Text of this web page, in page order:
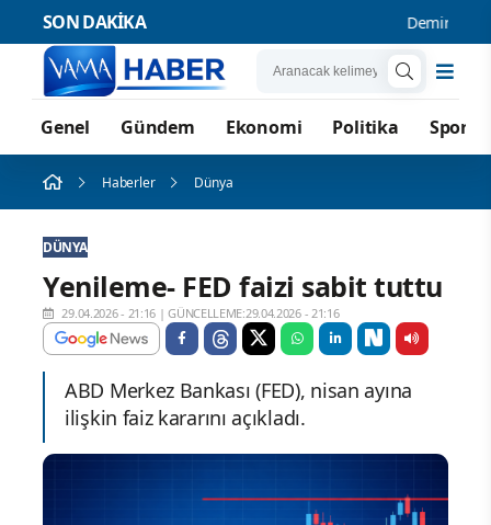
SON DAKİKA Demirtaş’tan
Genel Gündem Ekonomi Politika Spor
Haberler Dünya
DÜNYA
Yenileme- FED faizi sabit tuttu
29.04.2026 - 21:16 |GÜNCELLEME:29.04.2026 - 21:16
ABD Merkez Bankası (FED), nisan ayına
ilişkin faiz kararını açıkladı.